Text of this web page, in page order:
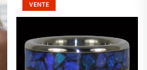
VENTE